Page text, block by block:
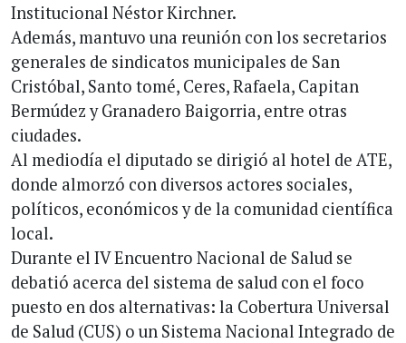
Institucional Néstor Kirchner.
Además, mantuvo una reunión con los secretarios
generales de sindicatos municipales de San
Cristóbal, Santo tomé, Ceres, Rafaela, Capitan
Bermúdez y Granadero Baigorria, entre otras
ciudades.
Al mediodía el diputado se dirigió al hotel de ATE,
donde almorzó con diversos actores sociales,
políticos, económicos y de la comunidad científica
local.
Durante el IV Encuentro Nacional de Salud se
debatió acerca del sistema de salud con el foco
puesto en dos alternativas: la Cobertura Universal
de Salud (CUS) o un Sistema Nacional Integrado de